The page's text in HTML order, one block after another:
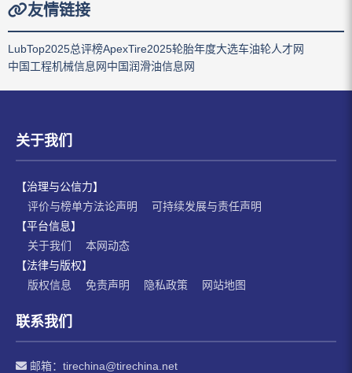
友情链接
LubTop2025总评榜ApexTire2025轮胎年度大选车油轮人才网
中国工程机械信息网中国润滑油信息网
关于我们
【治理与公信力】
评价与榜单方法论声明
可持续发展与责任声明
【平台信息】
关于我们
本网动态
【法律与版权】
版权信息
免责声明 隐私政策 网站地图
联系我们
邮箱： tirechina@tirechina.net